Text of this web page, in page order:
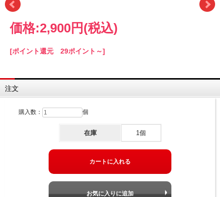
価格:2,900円 (税込)
[ポイント還元 29ポイント～]
注文
購入数： 個
在庫 1個